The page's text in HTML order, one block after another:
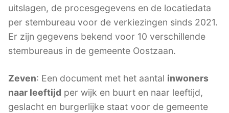
uitslagen, de procesgegevens en de locatiedata
per stembureau voor de verkiezingen sinds 2021.
Er zijn gegevens bekend voor 10 verschillende
stembureaus in de gemeente Oostzaan.
Zeven: Een document met het aantal inwoners
naar leeftijd per wijk en buurt en naar leeftijd,
geslacht en burgerlijke staat voor de gemeente